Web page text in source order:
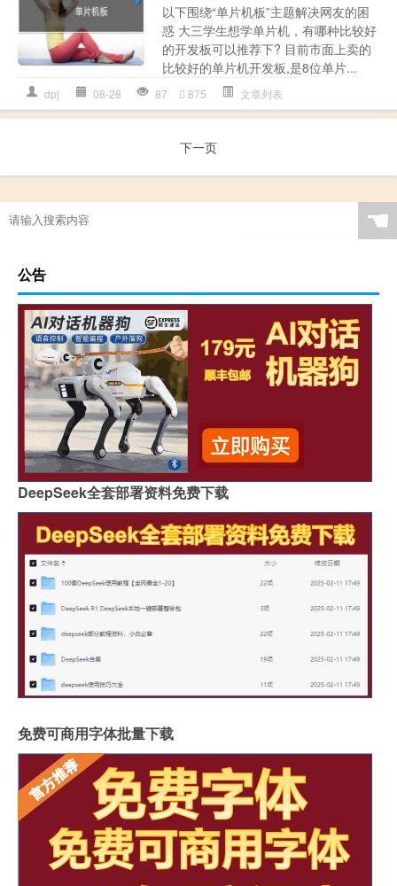
以下围绕“单片机板”主题解决网友的困
惑 大三学生想学单片机，有哪种比较好
的开发板可以推荐下? 目前市面上卖的
比较好的单片机开发板,是8位单片...
dpj 08-28 87 875 文章列表
下一页
☚
公告
DeepSeek全套部署资料免费下载
免费可商用字体批量下载